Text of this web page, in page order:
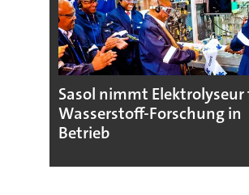
Sasol nimmt
Wasserstoff-Forschung in
Betrieb